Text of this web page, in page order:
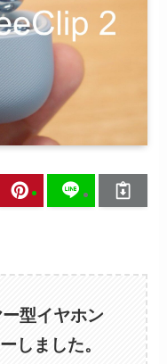
型イヤホン
しました。